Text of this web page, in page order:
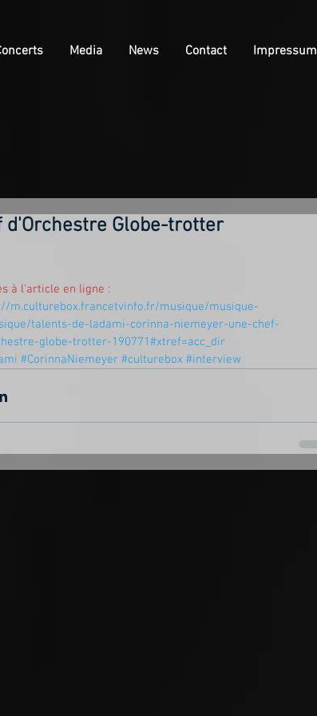
Media News Contact Impressum
d'Orchestre Globe-trotter
à l'article en ligne :
m.culturebox.francetvinfo.fr/musique/musique-
talents-de-ladami-corinna-niemeyer-une-chef-
globe-trotter-190771#xtref=acc_dir
#CorinnaNiemeyer #culturebox #interview